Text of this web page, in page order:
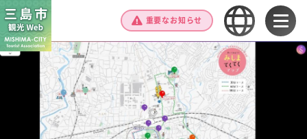
重要なお知らせ